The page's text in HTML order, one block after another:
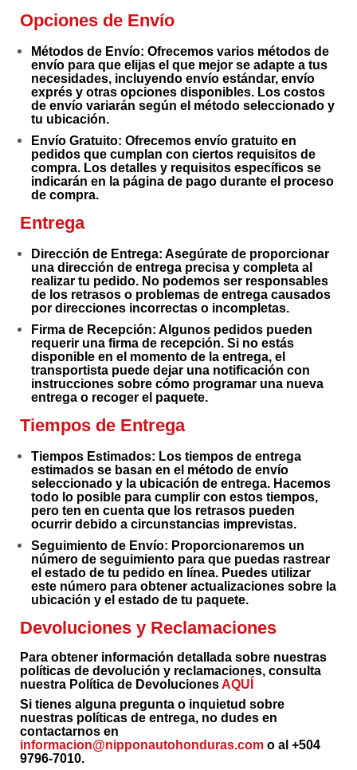
Opciones de Envío
Métodos de Envío: Ofrecemos varios métodos de
envío para que elijas el que mejor se adapte a tus
necesidades, incluyendo envío estándar, envío
exprés y otras opciones disponibles. Los costos
de envío variarán según el método seleccionado y
tu ubicación.
Envío Gratuito: Ofrecemos envío gratuito en
pedidos que cumplan con ciertos requisitos de
compra. Los detalles y requisitos específicos se
indicarán en la página de pago durante el proceso
de compra.
Entrega
Dirección de Entrega: Asegúrate de proporcionar
una dirección de entrega precisa y completa al
realizar tu pedido. No podemos ser responsables
de los retrasos o problemas de entrega causados
por direcciones incorrectas o incompletas.
Firma de Recepción: Algunos pedidos pueden
requerir una firma de recepción. Si no estás
disponible en el momento de la entrega, el
transportista puede dejar una notificación con
instrucciones sobre cómo programar una nueva
entrega o recoger el paquete.
Tiempos de Entrega
Tiempos Estimados: Los tiempos de entrega
estimados se basan en el método de envío
seleccionado y la ubicación de entrega. Hacemos
todo lo posible para cumplir con estos tiempos,
pero ten en cuenta que los retrasos pueden
ocurrir debido a circunstancias imprevistas.
Seguimiento de Envío: Proporcionaremos un
número de seguimiento para que puedas rastrear
el estado de tu pedido en línea. Puedes utilizar
este número para obtener actualizaciones sobre la
ubicación y el estado de tu paquete.
Devoluciones y Reclamaciones
Para obtener información detallada sobre nuestras
políticas de devolución y reclamaciones, consulta
nuestra Política de DevolucionesAQUÍ
Si tienes alguna pregunta o inquietud sobre
nuestras políticas de entrega, no dudes en
contactarnos en
informacion@nipponautohonduras.com o al +504
9796-7010.